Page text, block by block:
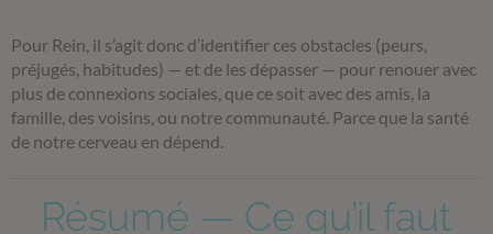
Pour Rein, il s’agit donc d’identifier ces obstacles (peurs,
préjugés, habitudes) — et de les dépasser — pour renouer avec
plus de connexions sociales, que ce soit avec des amis, la
famille, des voisins, ou notre communauté. Parce que la santé
de notre cerveau en dépend.
Résumé — Ce qu’il faut